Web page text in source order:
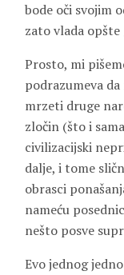
bode oči svojim
zato vlada
Prosto, mi
podrazumeva
mrzeti druge
zločin (što i
civilizacijski
dalje, i tome
obrasci
nameću
nešto posve
Evo jednog